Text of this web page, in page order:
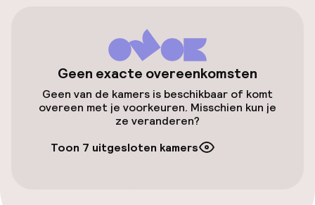
0, 6 km van de Duomo van Florence en op 0, 8
km van de Ponte Vecchio.
Toegankelijkheid
Overal rolstoeltoegankelijk
Geen exacte overeenkomsten
Geen van de kamers is beschikbaar of komt
overeen met je voorkeuren. Misschien kun je
ze veranderen?
Toon 7 uitgesloten kamers